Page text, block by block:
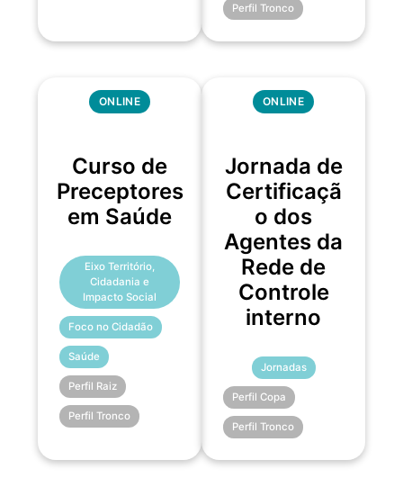
Perfil Tronco
ONLINE
Curso de
Preceptores
em Saúde
Eixo Território,
Cidadania e
Impacto Social
Foco no Cidadão
Saúde
Perfil Raiz
Perfil Tronco
ONLINE
Jornada de
Certificaçã
o dos
Agentes da
Rede de
Controle
interno
Jornadas
Perfil Copa
Perfil Tronco